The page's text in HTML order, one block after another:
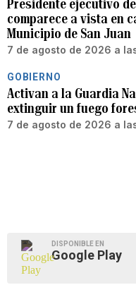
Presidente ejecutivo
comparece a vista en
Municipio de San Juan
7 de agosto de 2026 a
GOBIERNO
Activan a la Guardia
extinguir un fuego
7 de agosto de 2026 a
DISPONIBLE EN
Google Play